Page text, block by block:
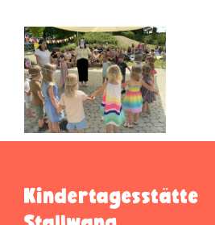
Kindertagesstätte